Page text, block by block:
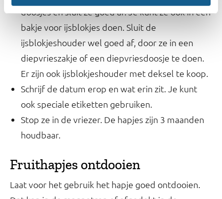
doosjes en sluit ze goed af. Je kunt ze ook in een
bakje voor ijsblokjes doen. Sluit de
ijsblokjeshouder wel goed af, door ze in een
diepvrieszakje of een diepvriesdoosje te doen.
Er zijn ook ijsblokjeshouder met deksel te koop.
Schrijf de datum erop en wat erin zit. Je kunt
ook speciale etiketten gebruiken.
Stop ze in de vriezer. De hapjes zijn 3 maanden
houdbaar.
Fruithapjes ontdooien
Laat voor het gebruik het hapje goed ontdooien.